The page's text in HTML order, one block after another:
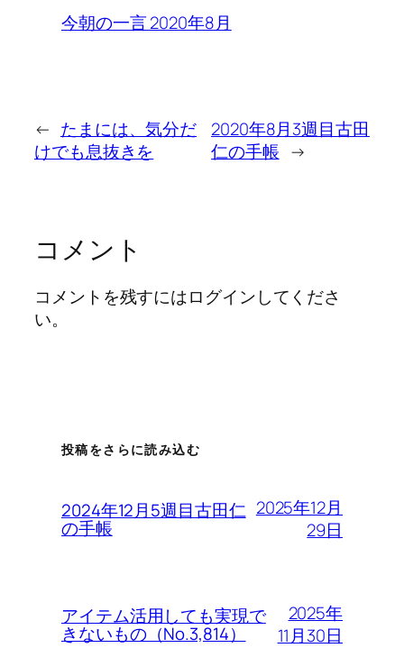
今朝の一言 2020年8月
← たまには、気分だ
けでも息抜きを
2020年8月3週目古田
仁の手帳 →
コメント
コメントを残すにはログインしてくださ
い。
投稿をさらに読み込む
2024年12月5週目古田仁
の手帳
2025年12月
29日
アイテム活用しても実現で
きないもの（No.3,814）
2025年
11月30日